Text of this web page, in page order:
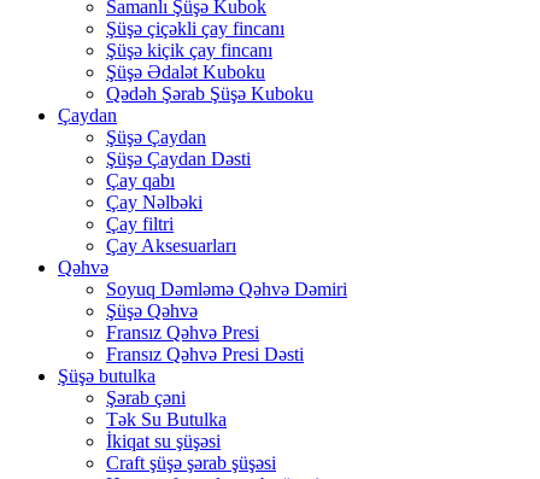
Samanlı Şüşə Kubok
Şüşə çiçəkli çay fincanı
Şüşə kiçik çay fincanı
Şüşə Ədalət Kuboku
Qədəh Şərab Şüşə Kuboku
Çaydan
Şüşə Çaydan
Şüşə Çaydan Dəsti
Çay qabı
Çay Nəlbəki
Çay filtri
Çay Aksesuarları
Qəhvə
Soyuq Dəmləmə Qəhvə Dəmiri
Şüşə Qəhvə
Fransız Qəhvə Presi
Fransız Qəhvə Presi Dəsti
Şüşə butulka
Şərab çəni
Tək Su Butulka
İkiqat su şüşəsi
Craft şüşə şərab şüşəsi